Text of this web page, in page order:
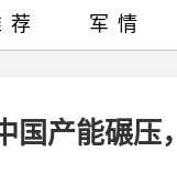
国产能碾压
荐 军情